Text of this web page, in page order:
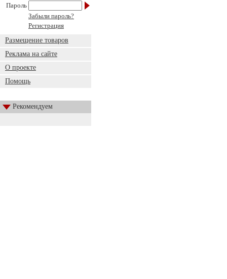
Пароль
Забыли пароль?
Регистрация
Размещение товаров
Реклама на сайте
О проекте
Помощь
Рекомендуем